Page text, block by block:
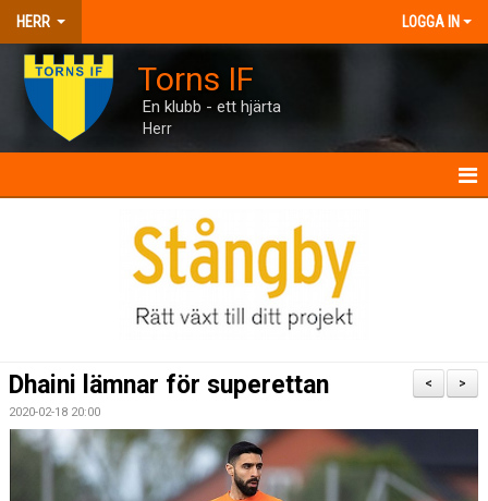
HERR LOGGA IN
Torns IF
En klubb - ett hjärta
Herr
TRUPPEN
BILDGALLERI
>
<
Dhaini lämnar för superettan
2020-02-18 20:00